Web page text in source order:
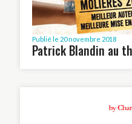
Publié le 20 novembre 2018
Patrick Blandin au